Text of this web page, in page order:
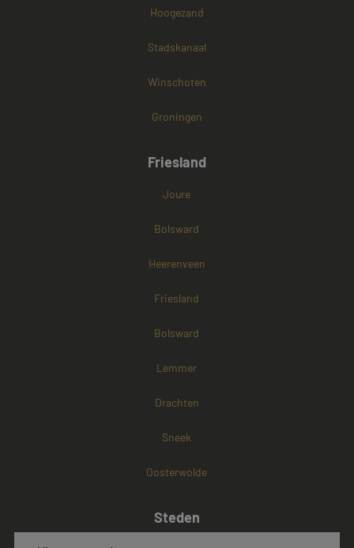
Hoogezand
Stadskanaal
Winschoten
Groningen
Friesland
Joure
Bolsward
Heerenveen
Friesland
Bolsward
Lemmer
Drachten
Sneek
Oosterwolde
Steden